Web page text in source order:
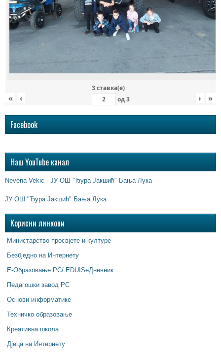
3 ставка(e)
« ‹ од3 › »
Facebook
Наш YouTube канал
Nevena Vekic - ЈУ ОШ "Ђура Јакшић" Бања Лука
ЈУ ОШ "Ђура Јакшић" Бања Лука
Корисни линкови
Министарство просвјете и културе
Безбједно на Интернету
Е-Образовање РС/ EDUISeДневник
Педагошки завод РС
Основи информатике
Техничко образовање
Креативна школа
Дјеца на Интернету